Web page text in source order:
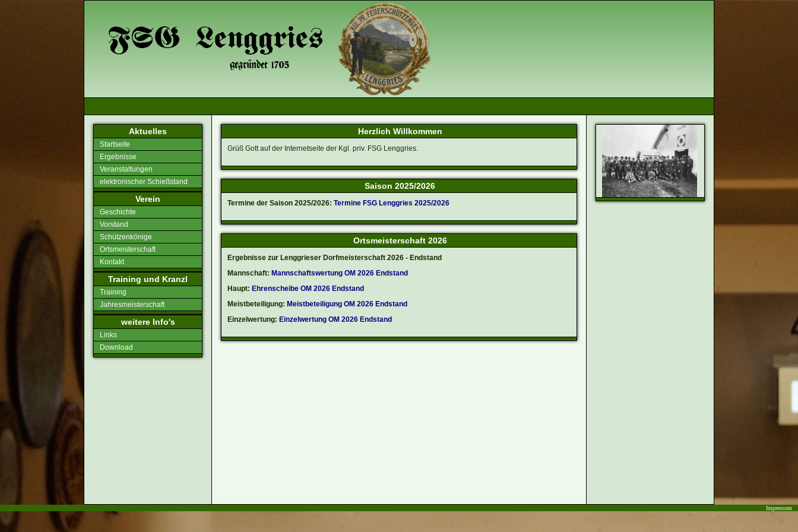
Aktuelles
Startseite
Ergebnisse
Veranstaltungen
elektronischer Schießstand
Verein
Geschichte
Vorstand
Schützenkönige
Ortsmeisterschaft
Kontakt
Training und Kranzl
Training
Jahresmeisterschaft
weitere Info's
Links
Download
Herzlich Willkommen
Grüß Gott auf der Internetseite der Kgl. priv. FSG Lenggries.
Saison 2025/2026
Termine der Saison 2025/2026: Termine FSG Lenggries 2025/2026
Ortsmeisterschaft 2026
Ergebnisse zur Lenggrieser Dorfmeisterschaft 2026 - Endstand
Mannschaft: Mannschaftswertung OM 2026 Endstand
Haupt: Ehrenscheibe OM 2026 Endstand
Meistbeteiligung: Meistbeteiligung OM 2026 Endstand
Einzelwertung: Einzelwertung OM 2026 Endstand
Impressum